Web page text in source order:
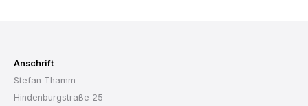
Anschrift
Stefan Thamm
Hindenburgstraße 25